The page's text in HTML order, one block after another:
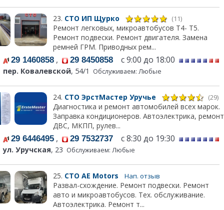
23. СТО ИП Щурко (11)
Ремонт легковых, микроавтобусов Т4- Т5.
Ремонт подвески. Ремонт двигателя. Замена
ремней ГРМ. Приводных рем...
29 1460858 , 29 8450858 с 9:00 до 18:00
пер. Ковалевской, 54/1 Обслуживаем: Любые
24. СТО ЭрстМастер Уручье (29)
Диагностика и ремонт автомобилей всех марок.
Заправка кондиционеров. Автоэлектрика, ремонт
ДВС, МКПП, рулев...
29 6446495 , 29 7532737 с 8:30 до 19:30
ул. Уручская, 23 Обслуживаем: Любые
25. СТО АЕ Моtors Нап. отзыв
Развал-схождение. Ремонт подвески. Ремонт
авто и микроавтобусов. Тех. обслуживание.
Автоэлектрика. Ремонт т...